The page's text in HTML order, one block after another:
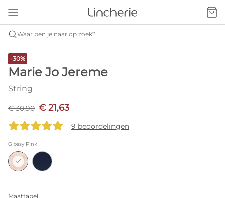
Waar ben je naar op zoek?
-30%
Marie Jo Jereme
String
€ 30,90 € 21,63
9 beoordelingen
Glossy Pink
Maattabel